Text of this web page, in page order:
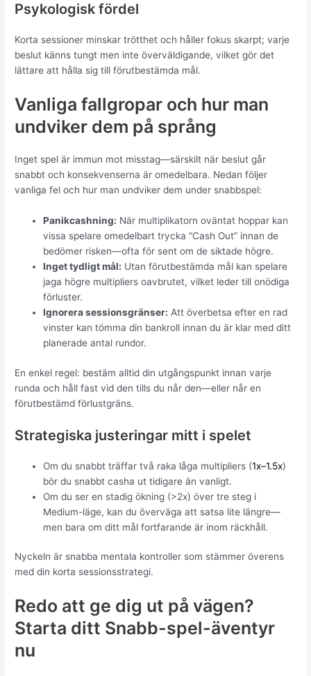
Psykologisk fördel
Korta sessioner minskar trötthet och håller fokus skarpt; varje
beslut känns tungt men inte överväldigande, vilket gör det
lättare att hålla sig till förutbestämda mål.
Vanliga fallgropar och hur man
undviker dem på språng
Inget spel är immun mot misstag—särskilt när beslut går
snabbt och konsekvenserna är omedelbara. Nedan följer
vanliga fel och hur man undviker dem under snabbspel:
Panikcashning: När multiplikatorn oväntat hoppar kan
vissa spelare omedelbart trycka “Cash Out” innan de
bedömer risken—ofta för sent om de siktade högre.
Inget tydligt mål: Utan förutbestämda mål kan spelare
jaga högre multipliers oavbrutet, vilket leder till onödiga
förluster.
Ignorera sessionsgränser: Att överbetsa efter en rad
vinster kan tömma din bankroll innan du är klar med ditt
planerade antal rundor.
En enkel regel: bestäm alltid din utgångspunkt innan varje
runda och håll fast vid den tills du når den—eller når en
förutbestämd förlustgräns.
Strategiska justeringar mitt i spelet
Om du snabbt träffar två raka låga multipliers (1x–1.5x)
bör du snabbt casha ut tidigare än vanligt.
Om du ser en stadig ökning (>2x) över tre steg i
Medium-läge, kan du överväga att satsa lite längre—
men bara om ditt mål fortfarande är inom räckhåll.
Nyckeln är snabba mentala kontroller som stämmer överens
med din korta sessionsstrategi.
Redo att ge dig ut på vägen?
Starta ditt Snabb-spel-äventyr
nu